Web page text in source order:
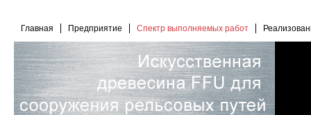
Главная Предприятие Спектр выполняемых работ